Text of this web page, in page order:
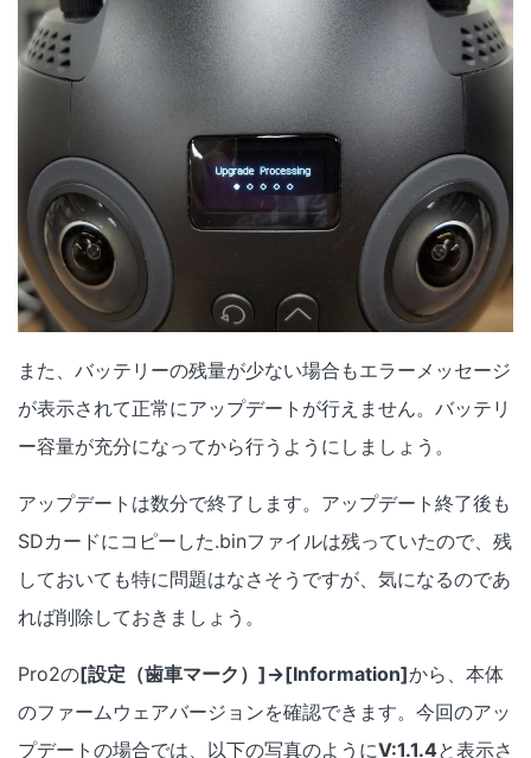
また、バッテリーの残量が少ない場合もエラーメッセージ
が表示されて正常にアップデートが行えません。バッテリ
ー容量が充分になってから行うようにしましょう。
アップデートは数分で終了します。アップデート終了後も
SDカードにコピーした.binファイルは残っていたので、残
しておいても特に問題はなさそうですが、気になるのであ
れば削除しておきましょう。
Pro2の[設定（歯車マーク）]→[Information]から、本体
のファームウェアバージョンを確認できます。今回のアッ
プデートの場合では、以下の写真のようにV:1.1.4と表示さ